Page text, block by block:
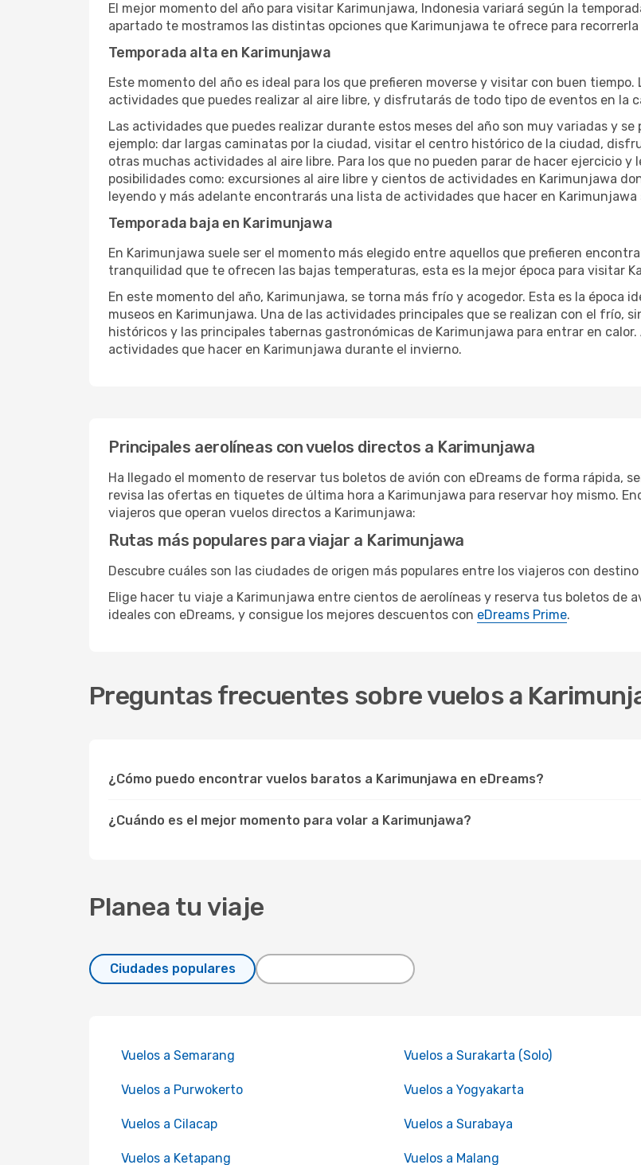
El mejor momento del año para visitar Karimunjawa, Indonesia variará según la
apartado te mostramos las distintas opciones que Karimunjawa te ofrece para
Temporada alta en Karimunjawa
Este momento del año es ideal para los que prefieren moverse y visitar con buen
actividades que puedes realizar al aire libre, y disfrutarás de todo tipo de eventos en la
Las actividades que puedes realizar durante estos meses del año son muy variadas y se
ejemplo: dar largas caminatas por la ciudad, visitar el centro histórico de la ciudad,
otras muchas actividades al aire libre. Para los que no pueden parar de hacer ejercicio
posibilidades como: excursiones al aire libre y cientos de actividades en Karimunjawa
leyendo y más adelante encontrarás una lista de actividades que hacer en
Temporada baja en Karimunjawa
En Karimunjawa suele ser el momento más elegido entre aquellos que prefieren
tranquilidad que te ofrecen las bajas temperaturas, esta es la mejor época para visitar
En este momento del año, Karimunjawa, se torna más frío y acogedor. Esta es la época
museos en Karimunjawa. Una de las actividades principales que se realizan con el frío,
históricos y las principales tabernas gastronómicas de Karimunjawa para entrar en
actividades que hacer en Karimunjawa durante el invierno.
Principales aerolíneas con vuelos directos a Karimunjawa
Ha llegado el momento de reservar tus boletos de avión con eDreams de forma rápida,
revisa las ofertas en tiquetes de última hora a Karimunjawa para reservar hoy mismo.
viajeros que operan vuelos directos a Karimunjawa:
Rutas más populares para viajar a Karimunjawa
Descubre cuáles son las ciudades de origen más populares entre los viajeros con
Elige hacer tu viaje a Karimunjawa entre cientos de aerolíneas y reserva tus boletos de
ideales con eDreams, y consigue los mejores descuentos con eDreams Prime.
Preguntas frecuentes sobre vuelos a
¿Cómo puedo encontrar vuelos baratos a Karimunjawa en eDreams?
¿Cuándo es el mejor momento para volar a Karimunjawa?
Planea tu viaje
Ciudades populares
Vuelos a Semarang Vuelos a Surakarta (Solo)
Vuelos a Purwokerto Vuelos a Yogyakarta
Vuelos a Cilacap Vuelos a Surabaya
Vuelos a Ketapang Vuelos a Malang